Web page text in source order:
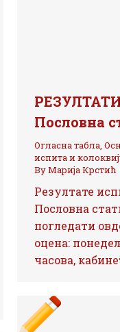
Пословна
Огласна табла,
испита и
ByМарија Крстић
Резултате
Пословна
погледати
оцена:
часова,